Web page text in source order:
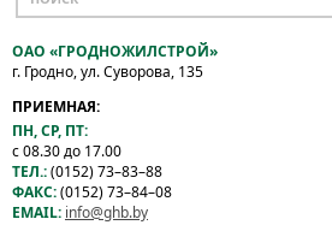
ОАО «ГРОДНОЖИЛСТРОЙ»
г. Гродно, ул. Суворова, 135
ПРИЕМНАЯ:
ПН, СР, ПТ:
с 08.30 до 17.00
ТЕЛ.:(0152) 73–83–88
ФАКС:(0152) 73–84–08
EMAIL: info@ghb.by